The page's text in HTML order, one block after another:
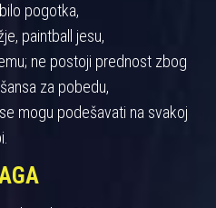
pogotka,
paintball jesu,
ne postoji prednost zbog
za pobedu,
mogu podešavati na svakoj